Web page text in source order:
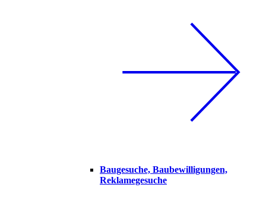
Baugesuche, Baubewilligungen,
Reklamegesuche